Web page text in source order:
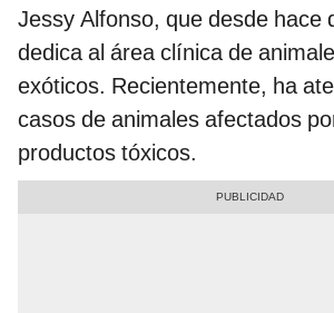
Jessy Alfonso, que desde hace
dedica al área clínica de
exóticos. Recientemente, ha
casos de animales afectados
productos tóxicos.